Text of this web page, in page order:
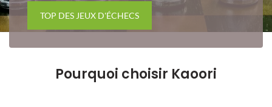
TOP DES JEUX D'ÉCHECS
Pourquoi choisir Kaoori